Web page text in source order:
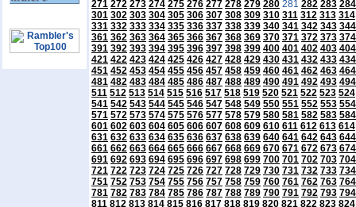
271 272 273 274 275 276 277 278 279 280 281 282 283 284
301 302 303 304 305 306 307 308 309 310 311 312 313 314
331 332 333 334 335 336 337 338 339 340 341 342 343 344
361 362 363 364 365 366 367 368 369 370 371 372 373 374
391 392 393 394 395 396 397 398 399 400 401 402 403 404
421 422 423 424 425 426 427 428 429 430 431 432 433 434
451 452 453 454 455 456 457 458 459 460 461 462 463 464
481 482 483 484 485 486 487 488 489 490 491 492 493 494
511 512 513 514 515 516 517 518 519 520 521 522 523 524
541 542 543 544 545 546 547 548 549 550 551 552 553 554
571 572 573 574 575 576 577 578 579 580 581 582 583 584
601 602 603 604 605 606 607 608 609 610 611 612 613 614
631 632 633 634 635 636 637 638 639 640 641 642 643 644
661 662 663 664 665 666 667 668 669 670 671 672 673 674
691 692 693 694 695 696 697 698 699 700 701 702 703 704
721 722 723 724 725 726 727 728 729 730 731 732 733 734
751 752 753 754 755 756 757 758 759 760 761 762 763 764
781 782 783 784 785 786 787 788 789 790 791 792 793 794
811 812 813 814 815 816 817 818 819 820 821 822 823 824